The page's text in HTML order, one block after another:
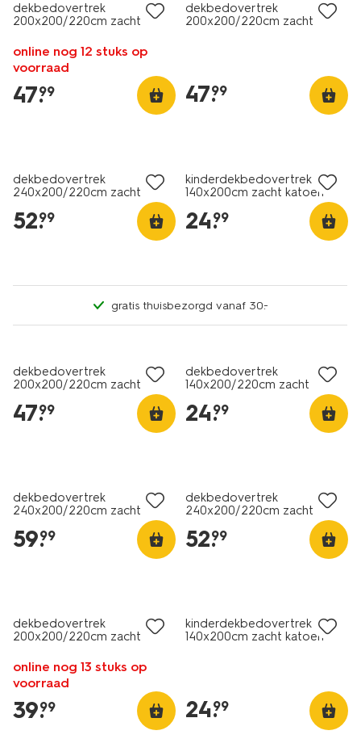
dekbedovertrek
200x200/220cm zacht
online nog 12 stuks op
voorraad
47.
99
dekbedovertrek
200x200/220cm zacht
47.
99
dekbedovertrek
240x200/220cm zacht
52.
99
kinderdekbedovertrek
140x200cm zacht katoen
24.
99
gratis thuisbezorgd vanaf 30.-
dekbedovertrek
200x200/220cm zacht
47.
99
dekbedovertrek
140x200/220cm zacht
24.
99
dekbedovertrek
240x200/220cm zacht
59.
99
dekbedovertrek
240x200/220cm zacht
52.
99
dekbedovertrek
200x200/220cm zacht
online nog 13 stuks op
voorraad
39.
99
kinderdekbedovertrek
140x200cm zacht katoen
24.
99